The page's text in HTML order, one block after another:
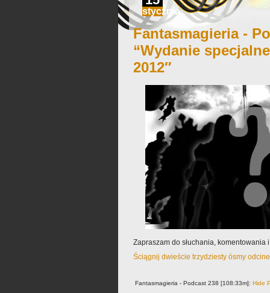
stycznia
Fantasmagieria -
“Wydanie
2012″
Zapraszam do słuchania, komentowania
Ściągnij dwieście trzydziesty ósmy
Fantasmagieria - Podcast 238 [108:33m]: Hide